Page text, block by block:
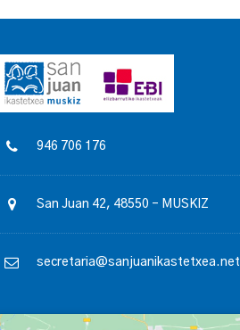
946 706 176
San Juan 42, 48550 – MUSKIZ
secretaria@sanjuanikastetxea.net